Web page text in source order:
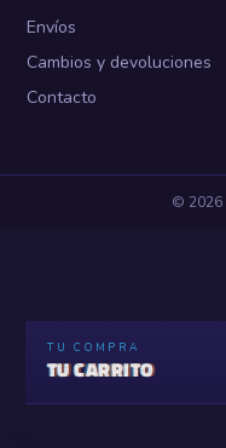
Envíos
Cambios y devoluciones
Contacto
© 2026
TU COMPRA
TU CARRITO